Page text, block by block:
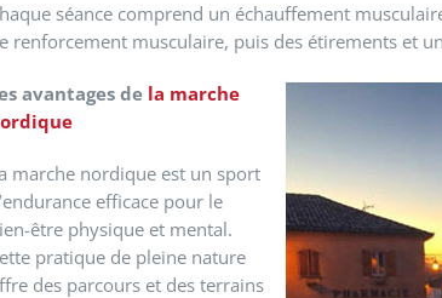
séance comprend un échauffement
renforcement musculaire, puis des étirements et
avantages de la marche
marche nordique est un sport
efficace pour le
être physique et mental.
pratique de pleine nature
des parcours et des terrains